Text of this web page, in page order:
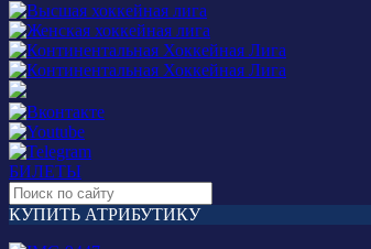
БИЛЕТЫ
КУПИТЬ АТРИБУТИКУ